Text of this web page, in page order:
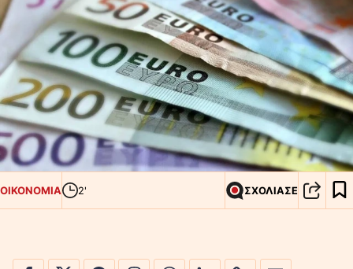
ΟΙΚΟΝΟΜΙΑ 2' ΣΧΟΛΙΑΣΕ